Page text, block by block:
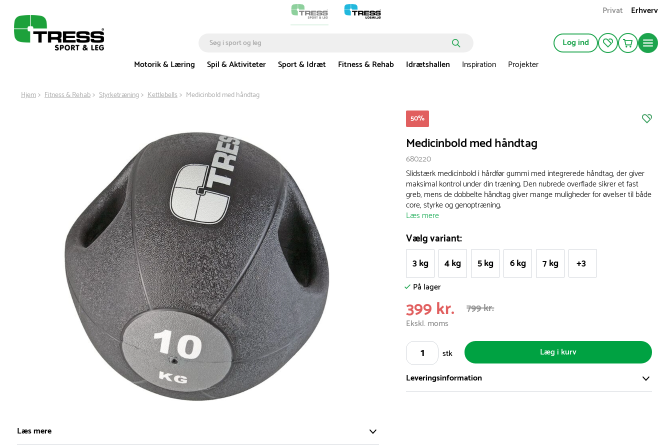
Privat Erhverv
Log ind
Motorik & Læring
Spil & Aktiviteter Sport & Idræt Fitness & Rehab Idrætshallen Inspiration Projekter
Hjem Fitness & Rehab Styrketræning Kettlebells Medicinbold med håndtag
1
of
Læs mere
50%
Medicinbold med håndtag
680220
Slidstærk medicinbold i hårdfør gummi med integrerede håndtag, der giver
maksimal kontrol under din træning. Den nubrede overflade sikrer et fast
greb, mens de dobbelte håndtag giver mange muligheder for øvelser til både
core, styrke og genoptræning.
Læs mere
Vælg variant:
3 kg 4 kg 5 kg 6 kg 7 kg +3
På lager
399 kr. 799 kr.
Ekskl. moms
stk
Læg i kurv
Leveringsinformation